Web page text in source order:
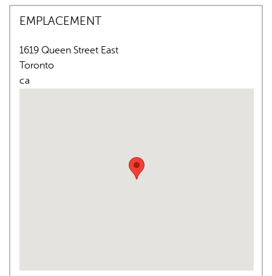
L'IA peut afficher des informations incorrectes, veuillez donc
vérifier toute réponse.
EMPLACEMENT
1619 Queen Street East
Toronto
ca